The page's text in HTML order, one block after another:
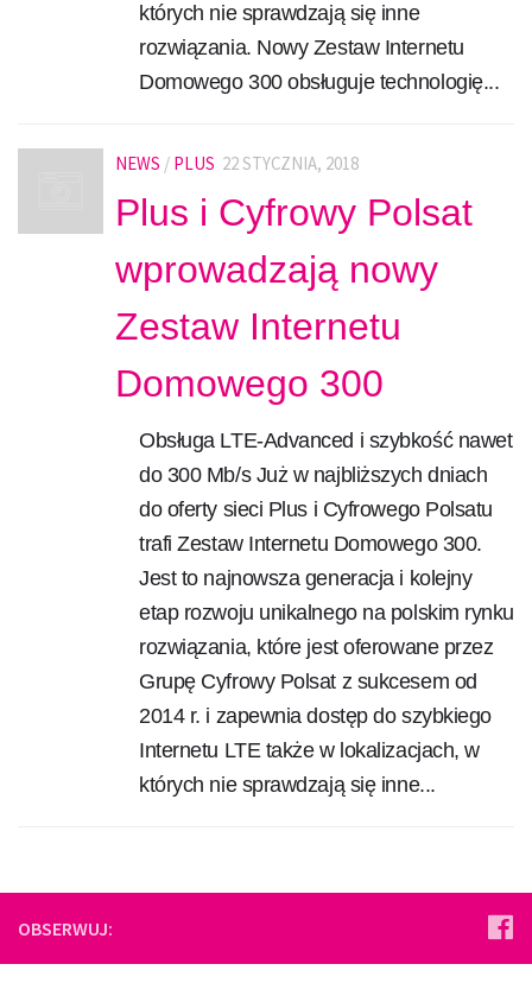
których nie sprawdzają się inne
rozwiązania. Nowy Zestaw Internetu
Domowego 300 obsługuje technologię...
NEWS / PLUS 22 STYCZNIA, 2018
Plus i Cyfrowy Polsat
wprowadzają nowy
Zestaw Internetu
Domowego 300
Obsługa LTE-Advanced i szybkość nawet
do 300 Mb/s Już w najbliższych dniach
do oferty sieci Plus i Cyfrowego Polsatu
trafi Zestaw Internetu Domowego 300.
Jest to najnowsza generacja i kolejny
etap rozwoju unikalnego na polskim rynku
rozwiązania, które jest oferowane przez
Grupę Cyfrowy Polsat z sukcesem od
2014 r. i zapewnia dostęp do szybkiego
Internetu LTE także w lokalizacjach, w
których nie sprawdzają się inne...
OBSERWUJ: